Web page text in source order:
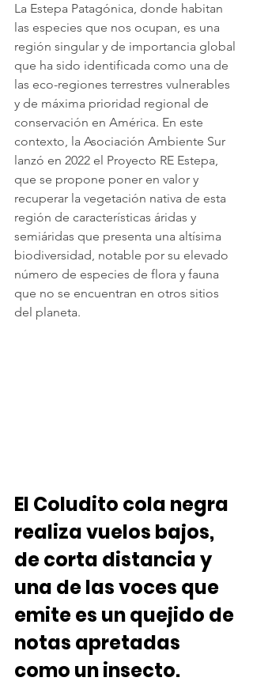
La Estepa Patagónica, donde habitan
las especies que nos ocupan, es una
región singular y de importancia global
que ha sido identificada como una de
las eco-regiones terrestres vulnerables
y de máxima prioridad regional de
conservación en América. En este
contexto, la Asociación Ambiente Sur
lanzó en 2022 el Proyecto RE Estepa,
que se propone poner en valor y
recuperar la vegetación nativa de esta
región de características áridas y
semiáridas que presenta una altísima
biodiversidad, notable por su elevado
número de especies de flora y fauna
que no se encuentran en otros sitios
del planeta.
El Coludito cola negra
realiza vuelos bajos,
de corta distancia y
una de las voces que
emite es un quejido de
notas apretadas
como un insecto.